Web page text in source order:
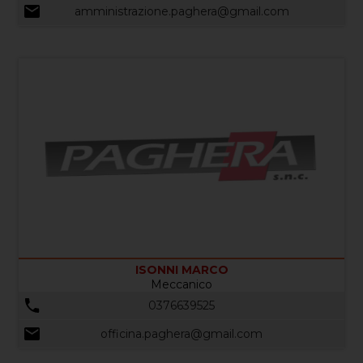
amministrazione.paghera@gmail.com
ISONNI MARCO
Meccanico
0376639525
officina.paghera@gmail.com